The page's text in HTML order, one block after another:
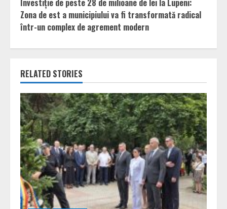
Investiție de peste 28 de milioane de lei la Lupeni:
Zona de est a municipiului va fi transformată radical
într-un complex de agrement modern
RELATED STORIES